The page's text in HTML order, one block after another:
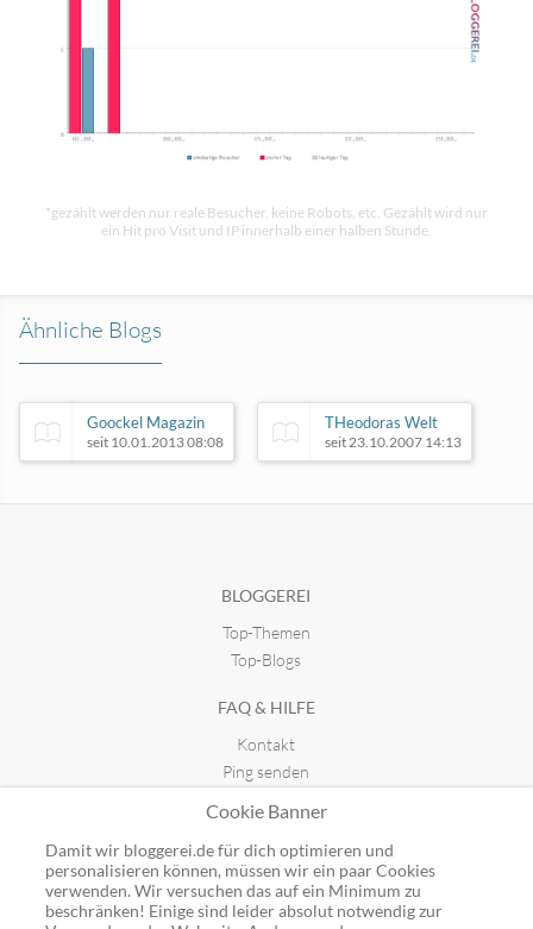
*gezählt werden nur reale Besucher, keine Robots, etc. Gezählt wird nur
ein Hit pro Visit und IP innerhalb einer halben Stunde.
Ähnliche Blogs
Goockel Magazin
seit 10.01.2013 08:08
THeodoras Welt
seit 23.10.2007 14:13
BLOGGEREI
Top-Themen
Top-Blogs
FAQ & HILFE
Kontakt
Ping senden
GUTSCHEINE
Top-Gutscheine
Alle Shops
Cookie Banner
Damit wir bloggerei.de für dich optimieren und
personalisieren können, müssen wir ein paar Cookies
verwenden. Wir versuchen das auf ein Minimum zu
beschränken! Einige sind leider absolut notwendig zur